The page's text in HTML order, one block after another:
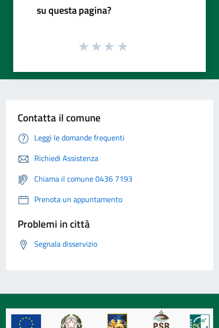
su questa pagina?
Contatta il comune
Leggi le domande frequenti
Richiedi Assistenza
Chiama il comune 0436 7193
Prenota un appuntamento
Problemi in città
Segnala disservizio